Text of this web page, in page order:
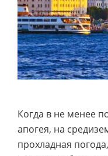
Когда в не менее
апогея, на
прохладная